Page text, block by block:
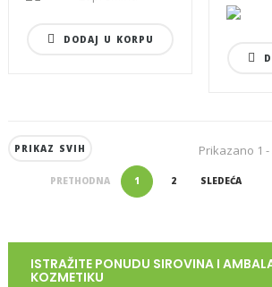
DODAJ U KORPU
PRIKAZ SVIH Prikazano 1
PRETHODNA 1 2 SLEDEĆA
ISTRAŽITE PONUDU SIROVINA I
KOZMETIKU